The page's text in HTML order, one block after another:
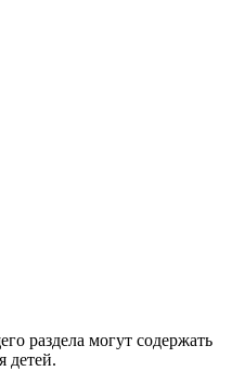
paздeла мoгут coдержать
дeтeй.